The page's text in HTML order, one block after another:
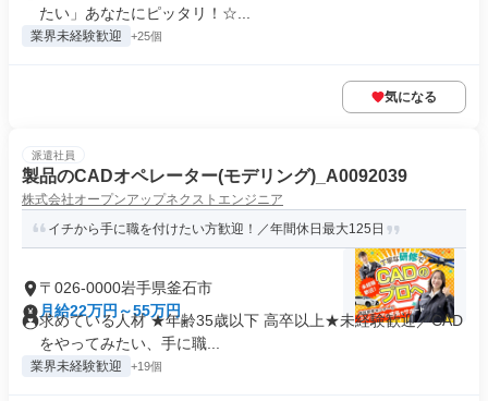
たい」あなたにピッタリ！☆...
業界未経験歓迎 +25個
気になる
派遣社員
製品のCADオペレーター(モデリング)_A0092039
株式会社オープンアップネクストエンジニア
イチから手に職を付けたい方歓迎！／年間休日最大125日
〒026-0000岩手県釜石市
月給22万円～55万円
求めている人材 ★年齢35歳以下 高卒以上★未経験歓迎／CAD
をやってみたい、手に職...
業界未経験歓迎 +19個